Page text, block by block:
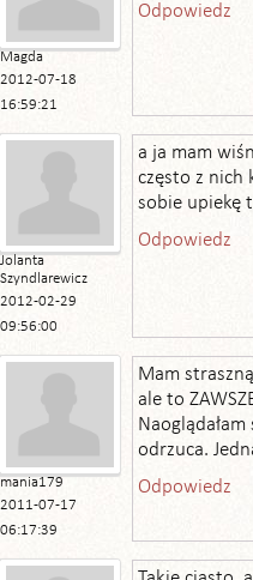
Magda
2012-07-18
16:59:21
Odpowiedz
Jolanta
Szyndlarewicz
2012-02-29
09:56:00
a ja mam
często z nich
sobie upiekę
Odpowiedz
mania179
2011-07-17
06:17:39
Mam
ale to
odrzuca.
Odpowiedz